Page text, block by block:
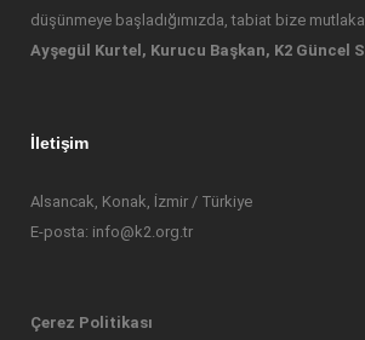
düşünmeye başladığımızda, tabiat bize
Ayşegül Kurtel, Kurucu Başkan, K2 Güncel
İletişim
Alsancak, Konak, İzmir / Türkiye
E-posta: info@k2.org.tr
Çerez Politikası